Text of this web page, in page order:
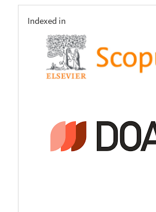
indexing
Indexed in